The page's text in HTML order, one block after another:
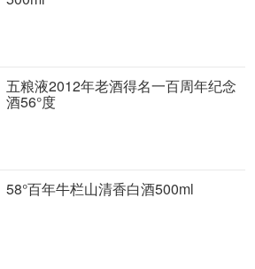
五粮液2012年老酒得名一百周年纪念
酒56°度
58°百年牛栏山清香白酒500ml